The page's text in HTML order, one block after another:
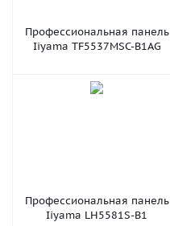
Профессиональная панель
Iiyama TF5537MSC-B1AG
Профессиональная панель
Iiyama LH5581S-B1